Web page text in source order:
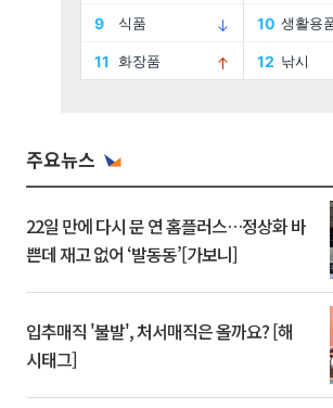
주요뉴스
22일 만에 다시 문 연 홈플러스…정상화 바
쁜데 재고 없어 ‘발동동’[가보니]
입추매직 '불발', 처서매직은 올까요? [해
시태그]